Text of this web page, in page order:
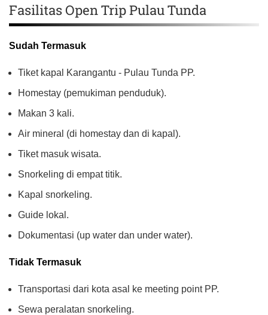
Fasilitas Open Trip Pulau Tunda
Sudah Termasuk
Tiket kapal Karangantu - Pulau Tunda PP.
Homestay (pemukiman penduduk).
Makan 3 kali.
Air mineral (di homestay dan di kapal).
Tiket masuk wisata.
Snorkeling di empat titik.
Kapal snorkeling.
Guide lokal.
Dokumentasi (up water dan under water).
Tidak Termasuk
Transportasi dari kota asal ke meeting point PP.
Sewa peralatan snorkeling.